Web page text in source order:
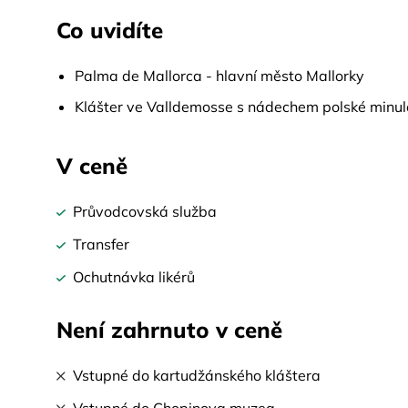
Co uvidíte
Palma de Mallorca - hlavní město Mallorky
Klášter ve Valldemosse s nádechem polské
V ceně
Průvodcovská služba
Transfer
Ochutnávka likérů
Není zahrnuto v ceně
Vstupné do kartudžánského kláštera